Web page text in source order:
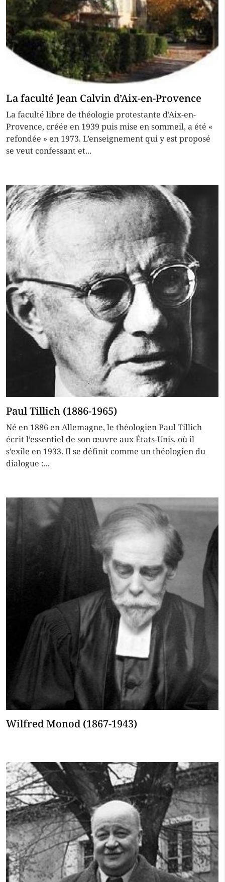
La faculté Jean Calvin d’Aix-en-Provence
La faculté libre de théologie protestante d’Aix-en-
Provence, créée en 1939 puis mise en sommeil, a été «
refondée » en 1973. L’enseignement qui y est proposé
se veut confessant et...
Paul Tillich (1886-1965)
Né en 1886 en Allemagne, le théologien Paul Tillich
écrit l’essentiel de son œuvre aux États-Unis, où il
s’exile en 1933. Il se définit comme un théologien du
dialogue :...
Wilfred Monod (1867-1943)